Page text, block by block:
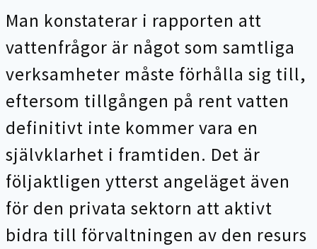
Man konstaterar i rapporten att
vattenfrågor är något som samtliga
verksamheter måste förhålla sig till,
eftersom tillgången på rent vatten
definitivt inte kommer vara en
självklarhet i framtiden. Det är
följaktligen ytterst angeläget även
för den privata sektorn att aktivt
bidra till förvaltningen av den resurs